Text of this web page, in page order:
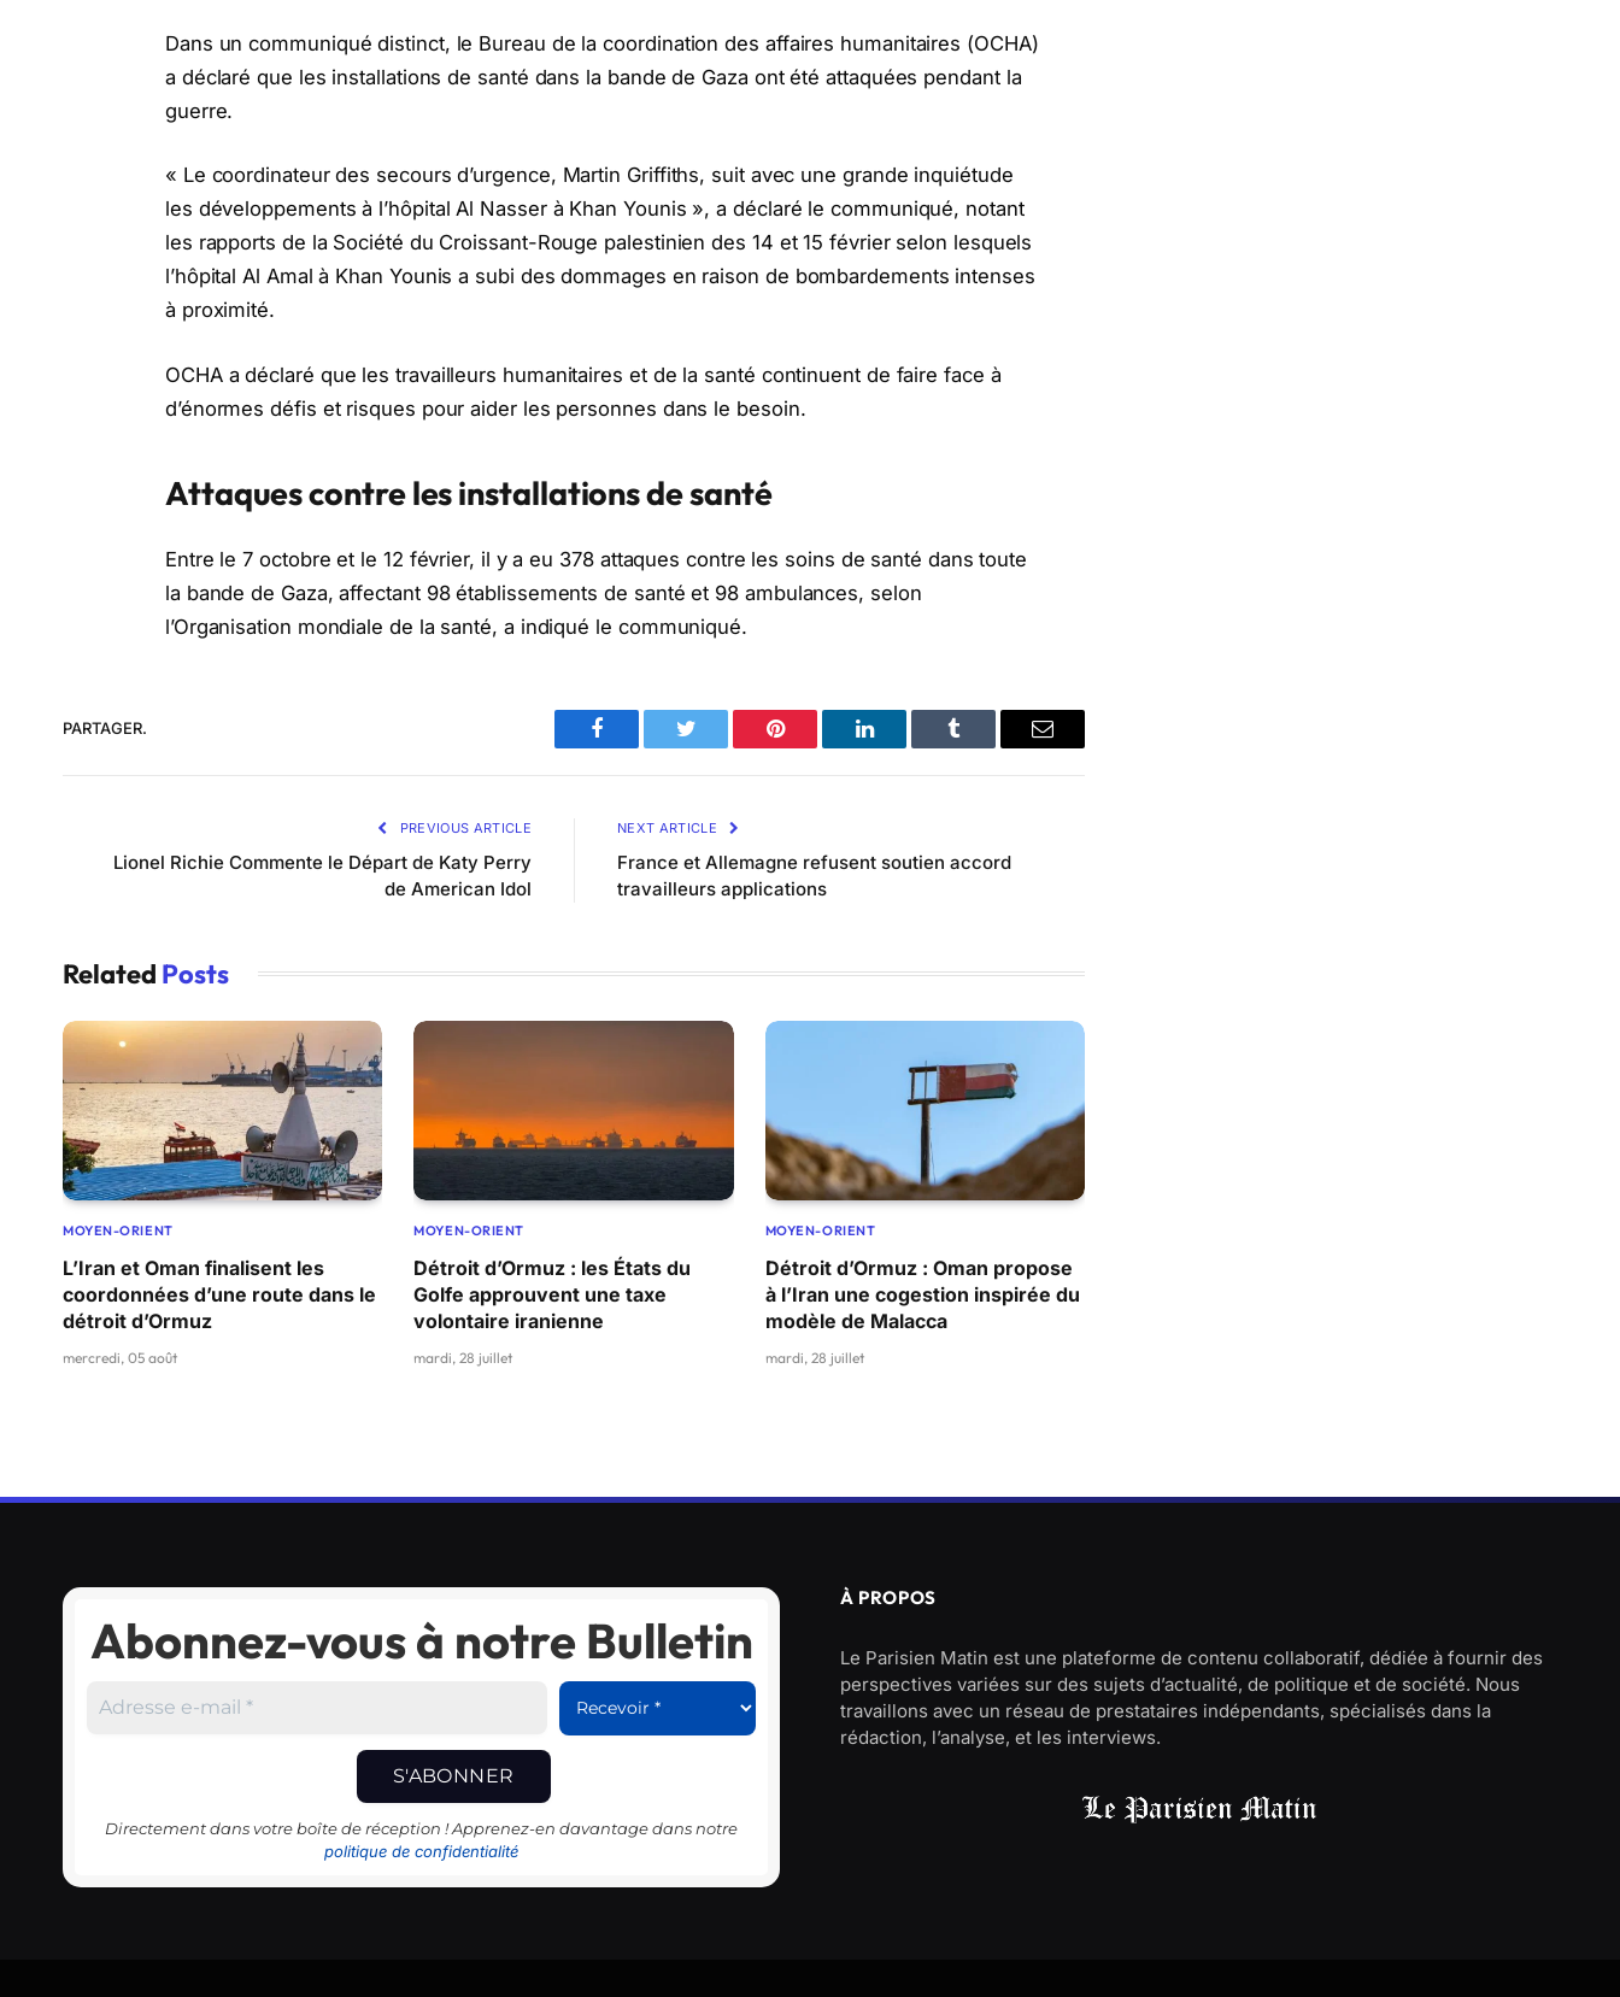
Dans un communiqué distinct, le Bureau de la coordination des affaires humanitaires (OCHA)
a déclaré que les installations de santé dans la bande de Gaza ont été attaquées pendant la
guerre.
« Le coordinateur des secours d’urgence, Martin Griffiths, suit avec une grande inquiétude
les développements à l’hôpital Al Nasser à Khan Younis », a déclaré le communiqué, notant
les rapports de la Société du Croissant-Rouge palestinien des 14 et 15 février selon lesquels
l’hôpital Al Amal à Khan Younis a subi des dommages en raison de bombardements intenses
à proximité.
OCHA a déclaré que les travailleurs humanitaires et de la santé continuent de faire face à
d’énormes défis et risques pour aider les personnes dans le besoin.
Attaques contre les installations de santé
Entre le 7 octobre et le 12 février, il y a eu 378 attaques contre les soins de santé dans toute
la bande de Gaza, affectant 98 établissements de santé et 98 ambulances, selon
l’Organisation mondiale de la santé, a indiqué le communiqué.
PARTAGER.
Facebook Twitter Pinterest LinkedIn Tumblr Email
PREVIOUS ARTICLE
Lionel Richie Commente le Départ de Katy Perry
de American Idol
NEXT ARTICLE
France et Allemagne refusent soutien accord
travailleurs applications
Related Posts
MOYEN-ORIENT
L’Iran et Oman finalisent les
coordonnées d’une route dans le
détroit d’Ormuz
mercredi, 05 août
MOYEN-ORIENT
Détroit d’Ormuz : les États du
Golfe approuvent une taxe
volontaire iranienne
mardi, 28 juillet
MOYEN-ORIENT
Détroit d’Ormuz : Oman propose
à l’Iran une cogestion inspirée du
modèle de Malacca
mardi, 28 juillet
Abonnez-vous à notre Bulletin
Directement dans votre boîte de réception ! Apprenez-en davantage dans notre
politique de confidentialité
À PROPOS
Le Parisien Matin est une plateforme de contenu collaboratif, dédiée à fournir des
perspectives variées sur des sujets d’actualité, de politique et de société. Nous
travaillons avec un réseau de prestataires indépendants, spécialisés dans la
rédaction, l’analyse, et les interviews.